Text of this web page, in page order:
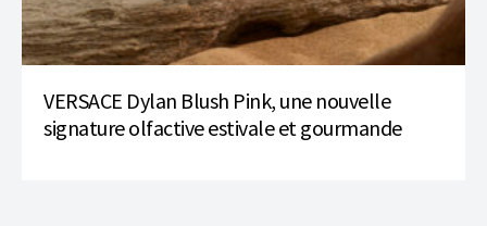
VERSACE Dylan Blush Pink, une nouvelle
signature olfactive estivale et gourmande